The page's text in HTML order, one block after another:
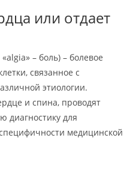
или отдает
– боль) – болевое
связанное с
этиологии.
и спина, проводят
диагностику для
медицинской